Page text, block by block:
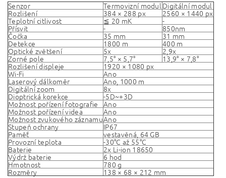
Senzor Termovizní modul Digitální modul
Rozlišení 384 × 288 px 2560 × 1440 px
Teplotní citlivost ≦ 20 mK -
Přísvit - 850nm
Čočka 35 mm 31 mm
Detekce 1800 m 400 m
Optické zvětšení 5x 2,9x
Zorné pole 7,5° × 5,7° 13,9° × 7,8°
Rozlišení displeje 1920 × 1080 px
Wi-Fi Ano
Laserový dálkoměr Ano, 1000 m
Digitální zoom 8x
Dioptrická korekce -5D~+3D
Možnost pořízení fotografie Ano
Možnost pořízení videa Ano
Možnost zvukového záznamuAno
Stupeň ochrany IP67
Paměť vestavěná, 64 GB
Provozní teplota -30°C až 55°C
Baterie 2x Li-ion 18650
Výdrž baterie 6 hod
Hmotnost 780 g
Rozměry 138 × 68 × 212 mm